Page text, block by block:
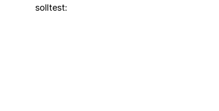
solltest: